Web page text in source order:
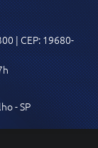
| CEP: 19680-
- SP